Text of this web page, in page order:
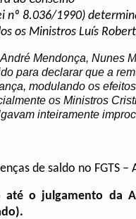
nº 8.036/1990)
os Ministros Luís
Mendonça, Nunes
para declarar que a
modulando os
os Ministros
inteiramente
de saldo no FGTS –
até o julgamento da